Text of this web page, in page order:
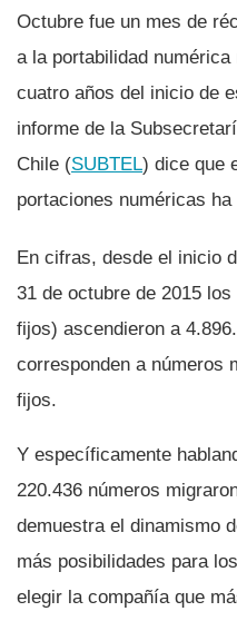
Octubre fue un mes de
a la portabilidad
cuatro años del inicio de
informe de la
Chile (SUBTEL) dice que
portaciones numéricas
En cifras, desde el inicio
31 de octubre de 2015
fijos) ascendieron a
corresponden a números
fijos.
Y especí­ficamente
220.436 números
demuestra el dinamismo
más posibilidades para
elegir la compañí­a que